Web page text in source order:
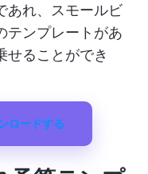
あれ、スモールビ
テンプレートがあ
せることができ
ロードする